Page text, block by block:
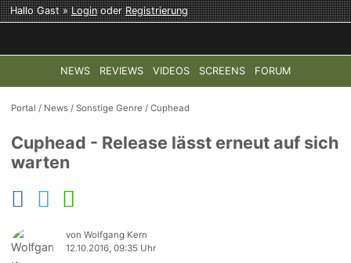
Hallo Gast »LoginoderRegistrierung
NEWS REVIEWS VIDEOS SCREENS FORUM
TOP-THEMEN: COD: MODERN WARFARE 4 HALO:
Portal / News /Sonstige Genre /Cuphead
Cuphead - Release lässt erneut auf sich
warten
von Wolfgang Kern
12.10.2016, 09:35 Uhr